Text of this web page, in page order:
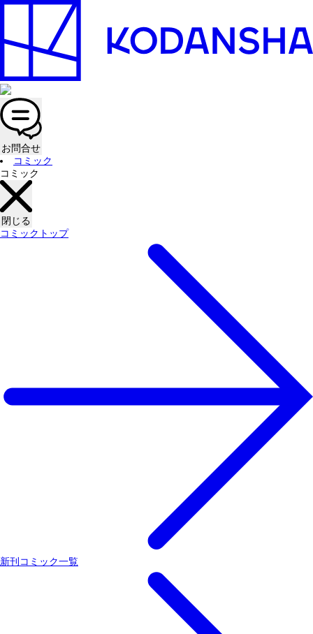
お問合せ
コミック
コミック
閉じる
コミックトップ
新刊コミック一覧